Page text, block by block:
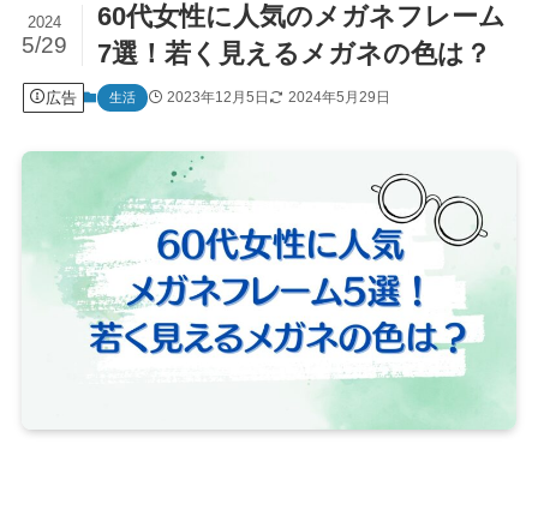
60代女性に人気のメガネフレーム
7選！若く見えるメガネの色は？
2024
5/29
広告 生活 2023年12月5日 2024年5月29日